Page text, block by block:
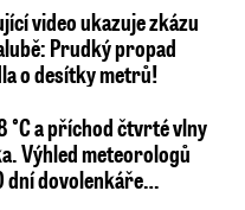
video ukazuje zkázu
Prudký propad
o desítky metrů!
°C a příchod čtvrté vlny
Výhled meteorologů
dní dovolenkáře…